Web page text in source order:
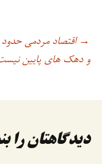
ناوبری
→
و دهک های پایین
دیدگاهتان را